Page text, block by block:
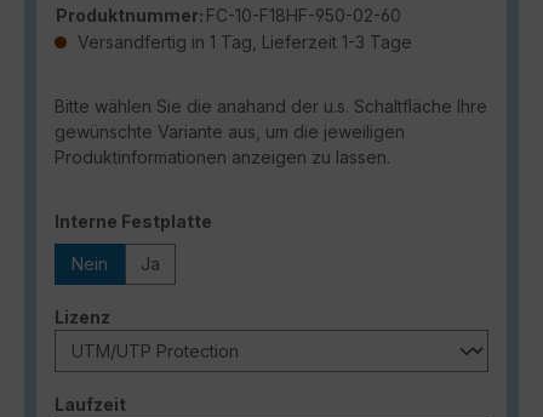
Produktnummer: FC-10-F18HF-950-02-60
Versandfertig in 1 Tag, Lieferzeit 1-3 Tage
Bitte wählen Sie die anahand der u.s. Schaltfläche Ihre
gewünschte Variante aus, um die jeweiligen
Produktinformationen anzeigen zu lassen.
Interne Festplatte
Nein Ja
Lizenz
Laufzeitauswählen